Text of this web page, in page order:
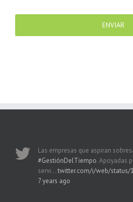
Las empresas que aspiran
#GestiónDelTiempo. Apoyadas
servi…twitter.com/i/web/status/
7 years ago